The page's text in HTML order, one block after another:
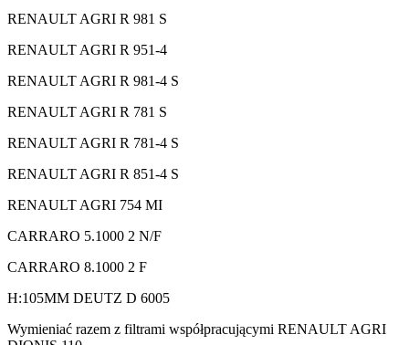
RENAULT AGRI R 981 S
RENAULT AGRI R 951-4
RENAULT AGRI R 981-4 S
RENAULT AGRI R 781 S
RENAULT AGRI R 781-4 S
RENAULT AGRI R 851-4 S
RENAULT AGRI 754 MI
CARRARO 5.1000 2 N/F
CARRARO 8.1000 2 F
H:105MM DEUTZ D 6005
Wymieniać razem z filtrami współpracującymi RENAULT AGRI